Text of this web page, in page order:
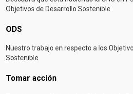
Objetivos de Desarrollo Sostenible.
ODS
Nuestro trabajo en respecto a los
Sostenible
Tomar acción